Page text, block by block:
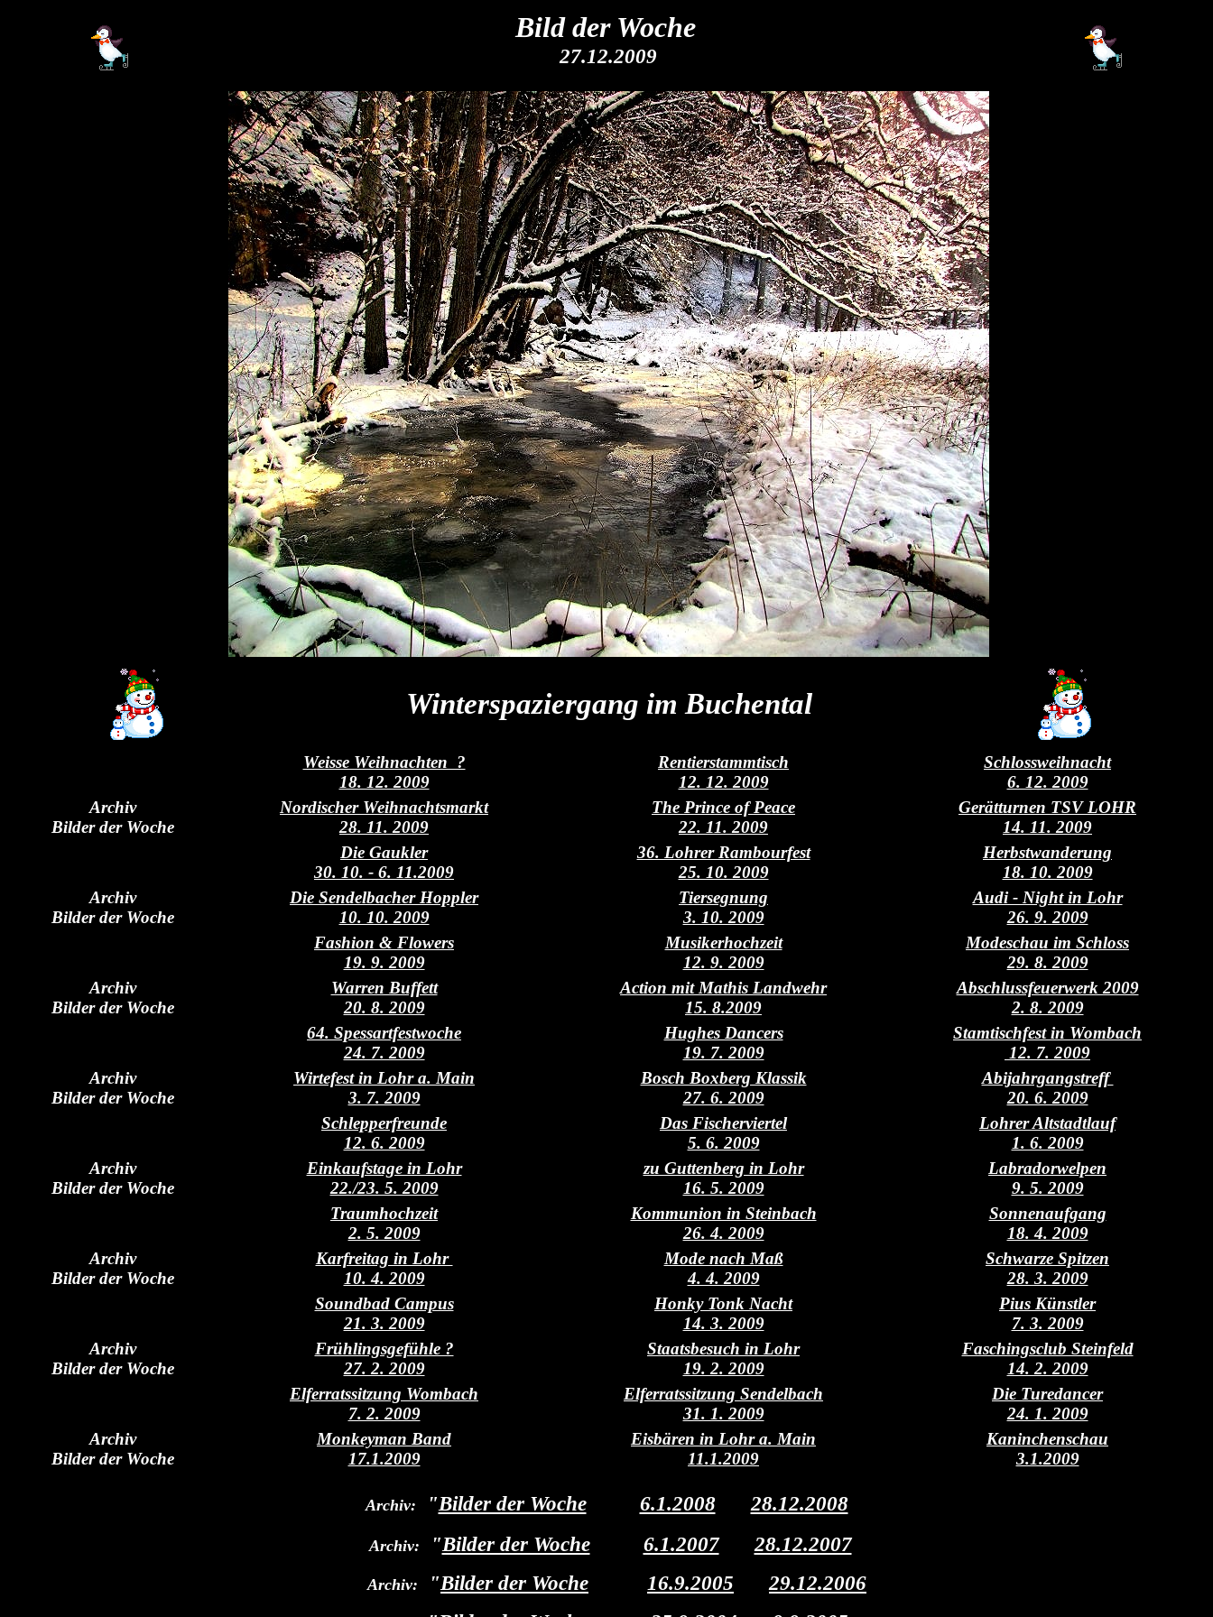
Bild der Woche
27.12.2009
Winterspaziergang im Buchental
Weisse Weihnachten ?
18. 12. 2009
Rentierstammtisch
12. 12. 2009
Schlossweihnacht
6. 12. 2009
Archiv
Bilder der Woche
Nordischer Weihnachtsmarkt
28. 11. 2009
The Prince of Peace
22. 11. 2009
Gerätturnen TSV LOHR
14. 11. 2009
Die Gaukler
30. 10. - 6. 11.2009
36. Lohrer Rambourfest
25. 10. 2009
Herbstwanderung
18. 10. 2009
Archiv
Bilder der Woche
Die Sendelbacher Hoppler
10. 10. 2009
Tiersegnung
3. 10. 2009
Audi - Night in Lohr
26. 9. 2009
Fashion & Flowers
19. 9. 2009
Musikerhochzeit
12. 9. 2009
Modeschau im Schloss
29. 8. 2009
Archiv
Bilder der Woche
Warren Buffett
20. 8. 2009
Action mit Mathis Landwehr
15. 8.2009
Abschlussfeuerwerk 2009
2. 8. 2009
64. Spessartfestwoche
24. 7. 2009
Hughes Dancers
19. 7. 2009
Stamtischfest in Wombach
12. 7. 2009
Archiv
Bilder der Woche
Wirtefest in Lohr a. Main
3. 7. 2009
Bosch Boxberg Klassik
27. 6. 2009
Abijahrgangstreff
20. 6. 2009
Schlepperfreunde
12. 6. 2009
Das Fischerviertel
5. 6. 2009
Lohrer Altstadtlauf
1. 6. 2009
Archiv
Bilder der Woche
Einkaufstage in Lohr
22./23. 5. 2009
zu Guttenberg in Lohr
16. 5. 2009
Labradorwelpen
9. 5. 2009
Traumhochzeit
2. 5. 2009
Kommunion in Steinbach
26. 4. 2009
Sonnenaufgang
18. 4. 2009
Archiv
Bilder der Woche
Karfreitag in Lohr
10. 4. 2009
Mode nach Maß
4. 4. 2009
Schwarze Spitzen
28. 3. 2009
Soundbad Campus
21. 3. 2009
Honky Tonk Nacht
14. 3. 2009
Pius Künstler
7. 3. 2009
Archiv
Bilder der Woche
Frühlingsgefühle ?
27. 2. 2009
Staatsbesuch in Lohr
19. 2. 2009
Faschingsclub Steinfeld
14. 2. 2009
Elferratssitzung Wombach
7. 2. 2009
Elferratssitzung Sendelbach
31. 1. 2009
Die Turedancer
24. 1. 2009
Archiv
Bilder der Woche
Monkeyman Band
17.1.2009
Eisbären in Lohr a. Main
11.1.2009
Kaninchenschau
3.1.2009
Archiv: "Bilder der Woche"vom 6.1.2008 28.12.2008
Archiv: "Bilder der Woche"vom 6.1.2007 28.12.2007
Archiv: "Bilder der Woche 16.9.2005 29.12.2006